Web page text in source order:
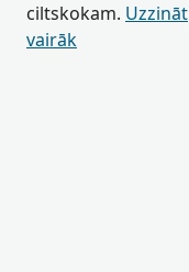
ciltskokam. Uzzināt
vairāk